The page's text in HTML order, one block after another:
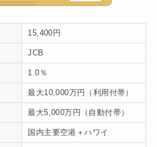
15,400円
JCB
1.0％
最大10,000万円（利用付帯）
最大5,000万円（自動付帯）
国内主要空港＋ハワイ